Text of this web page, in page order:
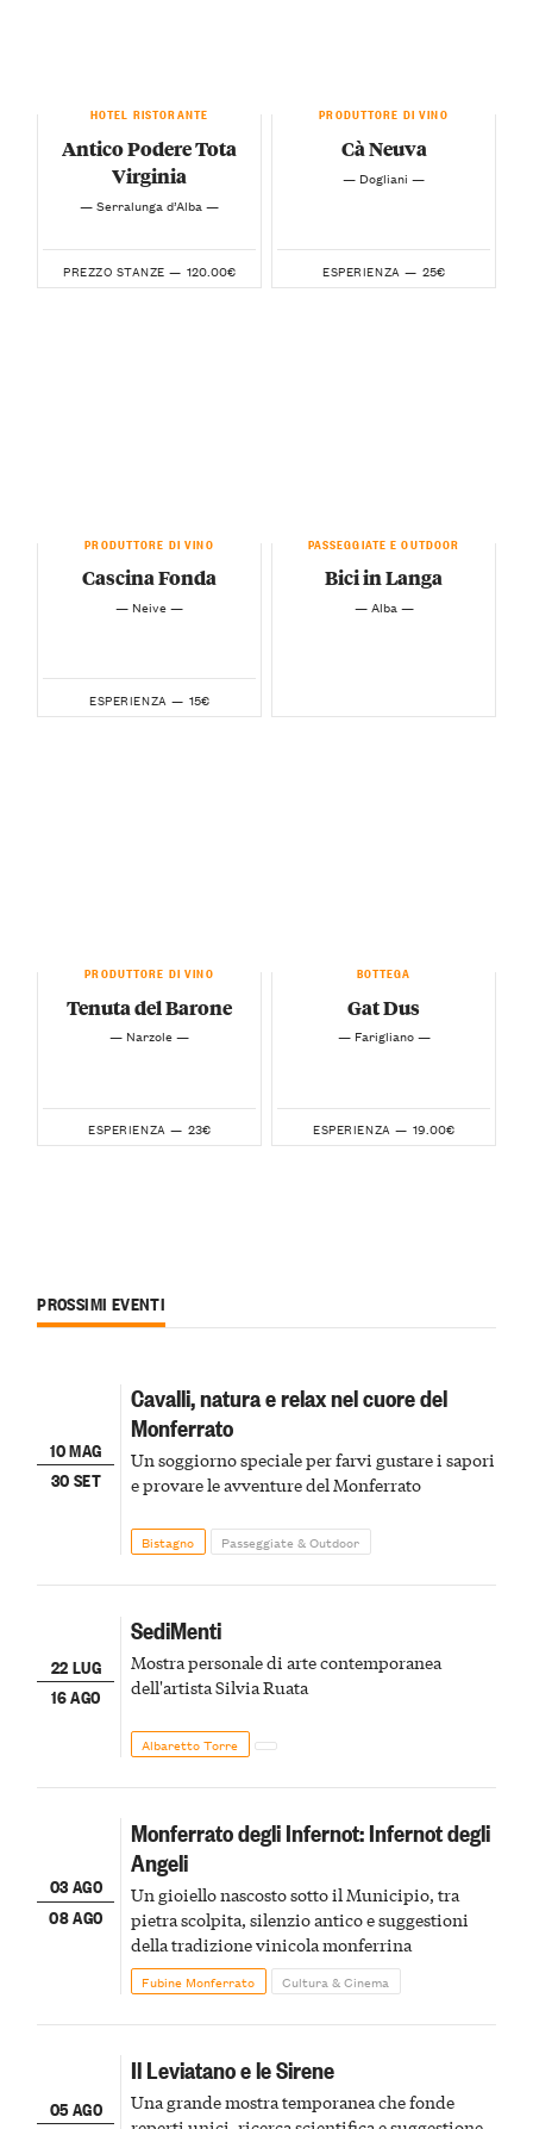
HOTEL RISTORANTE
Antico Podere Tota
Virginia
— Serralunga d’Alba —
PREZZO STANZE — 120.00€
PRODUTTORE DI VINO
Cà Neuva
— Dogliani —
ESPERIENZA — 25€
PRODUTTORE DI VINO
Cascina Fonda
— Neive —
ESPERIENZA — 15€
PASSEGGIATE E OUTDOOR
Bici in Langa
— Alba —
PRODUTTORE DI VINO
Tenuta del Barone
— Narzole —
ESPERIENZA — 23€
BOTTEGA
Gat Dus
— Farigliano —
ESPERIENZA — 19.00€
PROSSIMI EVENTI
10 MAG
30 SET
Cavalli, natura e relax nel cuore del
Monferrato
Un soggiorno speciale per farvi gustare i sapori
e provare le avventure del Monferrato
Bistagno Passeggiate & Outdoor
22 LUG
16 AGO
SediMenti
Mostra personale di arte contemporanea
dell'artista Silvia Ruata
Albaretto Torre
03 AGO
08 AGO
Monferrato degli Infernot: Infernot degli
Angeli
Un gioiello nascosto sotto il Municipio, tra
pietra scolpita, silenzio antico e suggestioni
della tradizione vinicola monferrina
Fubine Monferrato Cultura & Cinema
05 AGO
Il Leviatano e le Sirene
Una grande mostra temporanea che fonde